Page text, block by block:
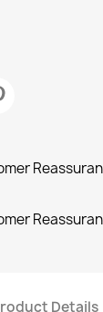
Details